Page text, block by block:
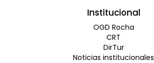
Institucional
OGD Rocha
CRT
DirTur
Noticias institucionales